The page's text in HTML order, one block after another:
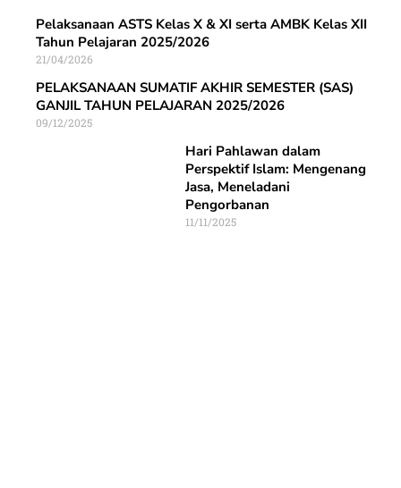
Pelaksanaan ASTS Kelas X & XI serta AMBK Kelas XII
Tahun Pelajaran 2025/2026
21/04/2026
PELAKSANAAN SUMATIF AKHIR SEMESTER (SAS)
GANJIL TAHUN PELAJARAN 2025/2026
09/12/2025
Hari Pahlawan dalam
Perspektif Islam: Mengenang
Jasa, Meneladani
Pengorbanan
11/11/2025